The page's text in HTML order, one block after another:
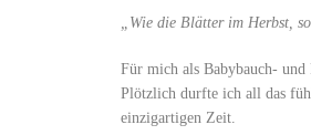
„Wie die Blätter im Herbst,
Für mich als Babybauch-
Plötzlich durfte ich all das
einzigartigen Zeit.